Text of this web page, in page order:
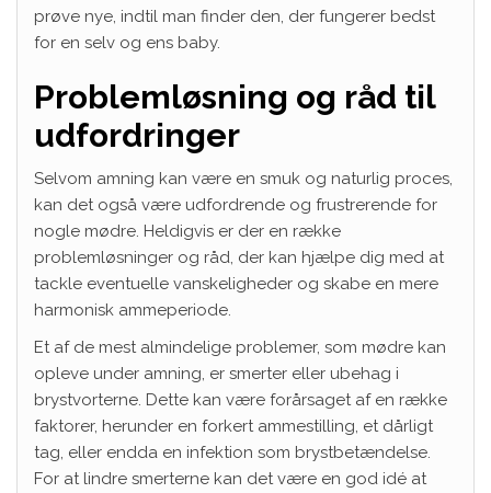
prøve nye, indtil man finder den, der fungerer bedst
for en selv og ens baby.
Problemløsning og råd til
udfordringer
Selvom amning kan være en smuk og naturlig proces,
kan det også være udfordrende og frustrerende for
nogle mødre. Heldigvis er der en række
problemløsninger og råd, der kan hjælpe dig med at
tackle eventuelle vanskeligheder og skabe en mere
harmonisk ammeperiode.
Et af de mest almindelige problemer, som mødre kan
opleve under amning, er smerter eller ubehag i
brystvorterne. Dette kan være forårsaget af en række
faktorer, herunder en forkert ammestilling, et dårligt
tag, eller endda en infektion som brystbetændelse.
For at lindre smerterne kan det være en god idé at